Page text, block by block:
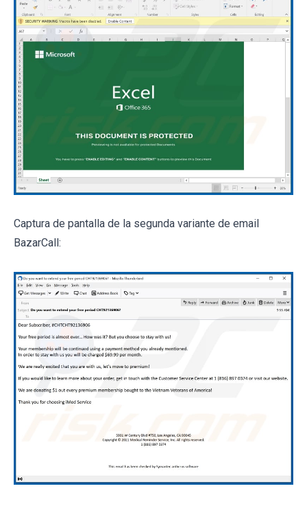
Captura de pantalla de la segunda variante de email
BazarCall: